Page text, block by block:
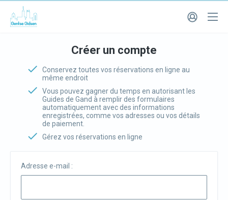
Créer un compte
Conservez toutes vos réservations en ligne au
même endroit
Vous pouvez gagner du temps en autorisant les
Guides de Gand à remplir des formulaires
automatiquement avec des informations
enregistrées, comme vos adresses ou vos détails
de paiement.
Gérez vos réservations en ligne
Adresse e-mail :